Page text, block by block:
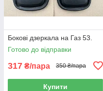
Бокові дзеркала на Газ 53.
Готово до відправки
317 ₴/пара 350 ₴/пара
Купити